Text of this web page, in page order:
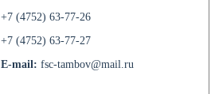
+7 (4752) 63-77-26
+7 (4752) 63-77-27
E-mail: fsc-tambov@mail.ru